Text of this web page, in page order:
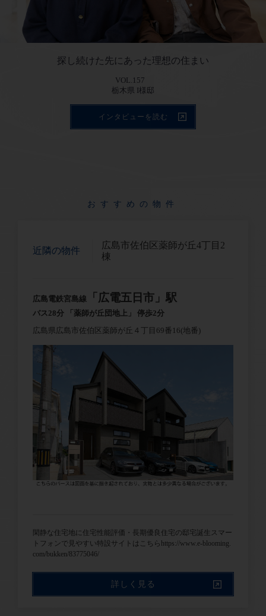
探し続けた先にあった理想の住まい
VOL.157
インタビューを読む
おすすめの物件
近隣の物件
広島市佐伯区薬師が丘4丁目2
棟
広島電鉄宮島線 「広電五日市」駅
バス28分 「薬師が丘団地上」 停歩2分
広島県広島市佐伯区薬師が丘４丁目69番16(地番)
閑静な住宅地に住宅性能評価・長期優良住宅の邸宅誕生スマー
トフォンで見やすい特設サイトはこちらhttps://www.e-blooming.
com/bukken/83775046/
詳しく見る